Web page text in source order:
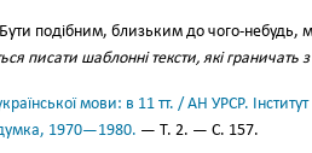
Бути подібним, близьким до чого-небудь,
писати шаблонні тексти, які граничать
мови: в 11 тт. / АН УРСР.
1970—1980. — Т. 2. — С. 157.